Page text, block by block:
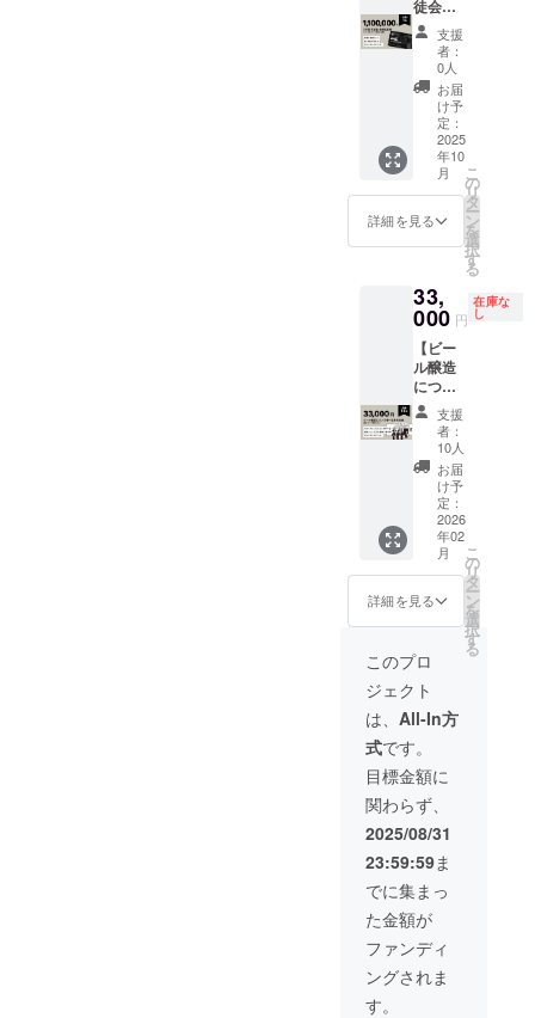
はじ
まって
いま
す。 現
在、
ファー
ムや養
蜂の活
動に関
わるメ
を募集
してい
是非お
気軽に
お声掛
けくだ
さい。
Instagr
amアカ
ウント
https://
www.in
stagra
m.com/
beeslo
w.jp?
igsh=M
XQ5MjV
ta2J5Y
TFuZQ
%3D%3
D&utm
_sourc
e=qr ・
第1期生
学生証
クラ
ファン
でご支
援いた
だいた
方限定
で、第1
期生の
学生証
をお送
りいた
しま
す。今
後1期生
品サイ
ズ：
50mm×
80mm/
40mmx
87mm
AFTER
SCHOO
BREWE
RYのス
テッ
しま
す。 ※
ご利用
方法：
権利チ
ケット
は当店
舗での
お買い
物の際
にご利
用いた
だけま
す。 ※
有効期
2026年
3月から
9月末ま
で
ご利用
いただ
けま
す。）
・記念T
シャツ1
枚ご提
供 サ
イズ展
開：S,
M, L カ
ラー展
ネイ
ビー ※
ご希望
のサイ
ズ、カ
ラーを
お選び
くださ
い。 ※
実際に
お届け
するリ
ターン
とデザ
インが
異なる
場合が
で、あ
めご了
承くだ
さい。
・第1期
生 学生
証 クラ
ファン
でご支
だいた
方限定
で、第1
期生の
学生証
をお送
りいた
87mm
AFTER
SCHOO
BREWE
RYのス
テッ
カーを
２種類
お送り
しま
す。
※20歳未
満の者
飲酒は
法令で
禁止さ
れてい
ます。
20歳未
満の方
はこの
リター
ンを選
択でき
ませ
ん。
なりま
す。 ・
第1期生
学生証
クラ
ファン
でご支
援いた
だいた
方限定
で、第1
期生の
学生証
をお送
しま
す。 ・
オリジ
ナルス
テッ
カー 商
品サイ
ズ：
50mm×
80mm/
40mmx
87mm
AFTER
SCHOO
BREWE
RYのス
２種類
お送り
しま
す。
※20歳未
満の者
による
飲酒は
法令で
禁止さ
れてい
ます。
20歳未
満の方
はこの
リター
ンを選
択でき
１杯パ
イント
ご提供
の権利
です。
※1日に
１回の
ご利用
対象と
なりま
す。 ※
生徒会
ビール
委員長
もしく
はデジ
タル
カード
でのご
提供に
なりま
す。 ・
第1期生
学生証
クラ
ファン
でご支
援いた
だいた
方限定
で、第1
をお送
りいた
しま
す。 ・
オリジ
ナルス
テッ
カー 商
品サイ
ズ：
50mm×
80mm/
40mmx
87mm
AFTER
SCHOO
L
BREWE
50%OF
Fでご提
供 当店
タップ
ルーム
のクラ
フト
ビール
を営業
日時間
内で表
示価格
の
50%Off
み頂け
ます。
（有効
期限
2025年
10月1日
より
2026年
9月30
日） ※
生徒会
副会長
の副会
長カー
ドもし
くはデ
ジタル
提供に
なりま
す。 ※
生徒会
副会長
として
品位の
ある飲
み方で
お願い
致しま
す。
泥酔さ
れ周り
のお客
様のご
迷惑と
なる場
徒会会
長就任
権】 1
年間い
つでも
クラフ
トビー
ル飲み
放題＋
第１期
学生証
＋オリ
ジナル
ステッ
1年間
いつで
もクラ
フト
ビール
飲み放
題でご
提供 当
店のTap
より提
供する
クラフ
トビー
ルを営
業日時
間内で
店内に
けま
す。
（有効
期限
2025年
10月1日
より
2026年
9月30
日） ※
生徒会
長の会
長カー
ドもし
くはデ
ジタル
カード
でのご
支援
者：
0人
お届
け予
定：
2025
年10
月
詳細を見る
こ
の
リ
タ
ー
ン
を
選
択
す
る
33,
000 円
在庫な
し
【ビー
ル醸造
につい
て学べ
る特待
生権】
クラフ
トビー
ルづく
りが学
べる1年
A組（初
級）出
席券＋
ビール
飲み比
べ＋記
念Tシャ
ツ1枚＋
第1期生
学生証
＋オリ
ジナル
ステッ
カー 醸
造クラ
ス開催
につい
て ・日
時：
2026年
度2月以
降に一
緒に学
支援
者：
10人
お届
け予
定：
2026
年02
月
詳細を見る
こ
の
リ
タ
ー
ン
を
選
択
す
る
このプロ
ジェクト
は、 All-In方
式です。
目標金額に
関わらず、
2025/08/31
23:59:59ま
でに集まっ
た金額が
ファンディ
ングされま
す。